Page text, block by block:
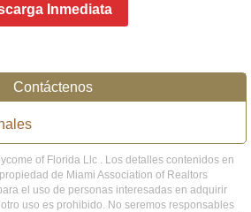
Inmediata
Contáctenos
of Florida Llc . Los detalles contenidos en
de Miami Association of Realtors
el uso de personas interesadas en adquirir
uso es prohibido. No seremos responsables